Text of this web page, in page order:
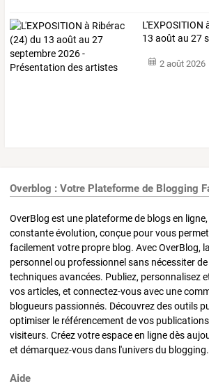
L'EXPOSITION
13 août au 27
2 août 2026
Overblog : Votre Plateforme de Blogging
OverBlog est une plateforme de blogs en
constante évolution, conçue pour vous
facilement votre propre blog. Avec OverBlog,
personnel ou professionnel sans nécessiter
techniques avancées. Publiez, personnalisez
vos articles, et connectez-vous avec une
blogueurs passionnés. Découvrez des outils
optimiser le référencement de vos
visiteurs. Créez votre espace en ligne dès
et démarquez-vous dans l'univers du blogging.
Aide